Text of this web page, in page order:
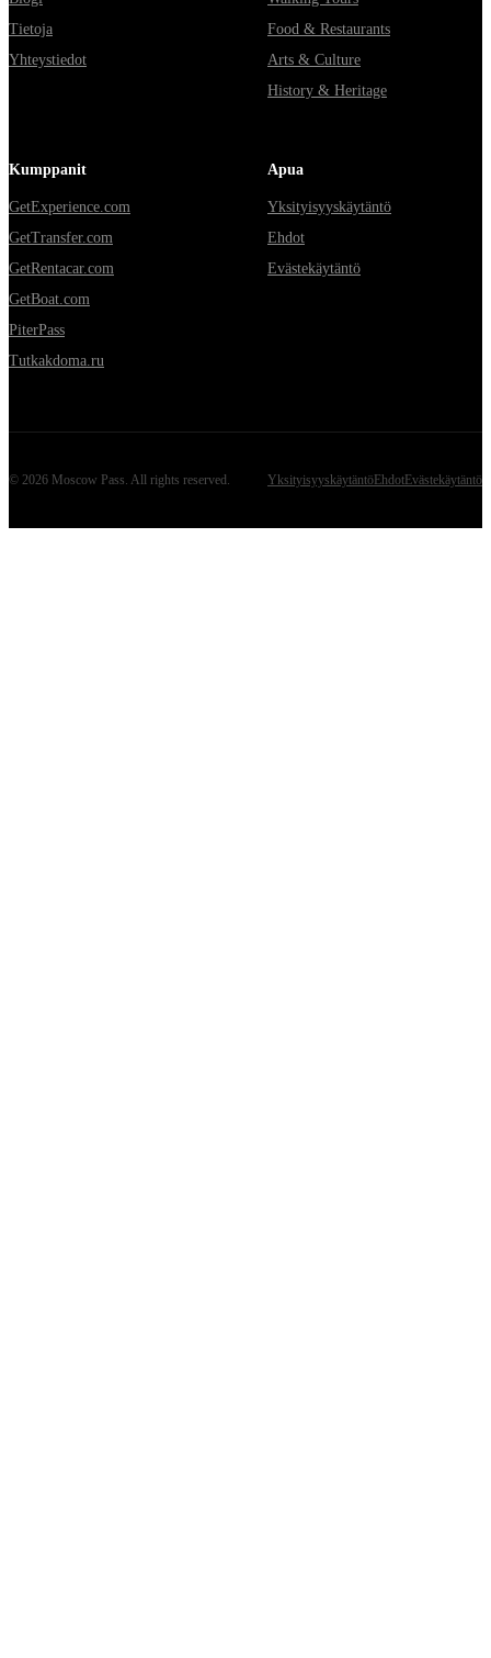
Tietoja
Yhteystiedot
Food & Restaurants
Arts & Culture
History & Heritage
Kumppanit
GetExperience.com
GetTransfer.com
GetRentacar.com
GetBoat.com
PiterPass
Tutkakdoma.ru
Apua
Yksityisyyskäytäntö
Ehdot
Evästekäytäntö
© 2026 Moscow Pass . All rights reserved. YksityisyyskäytäntöEhdotEvästekäytäntö